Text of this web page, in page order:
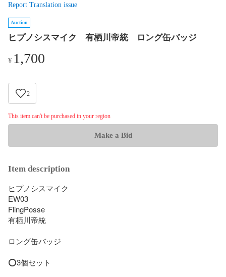
Report Translation issue
Auction
ヒプノシスマイク 有栖川帝統 ロング缶バッジ
¥ 1,700
2
This item can't be purchased in your region
Make a Bid
Item description
ヒプノシスマイク
EW03
FlingPosse
有栖川帝統
ロング缶バッジ
⭕3個セット